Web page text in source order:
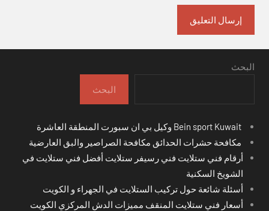
البحث
البحث
مكافحة حشرات الحدائق مكافحة الصراصير والبق العارضية
أرقام فني ستلايت فني رسيفر ستلايت أفضل فني ستلايت في
الشويخ السكنية
أسئلة شائعة حول تركيب الستلايت في الجهراء و الكويت
أسعار فني ستلايت المنقف مميزات الدش المركزي الكويت